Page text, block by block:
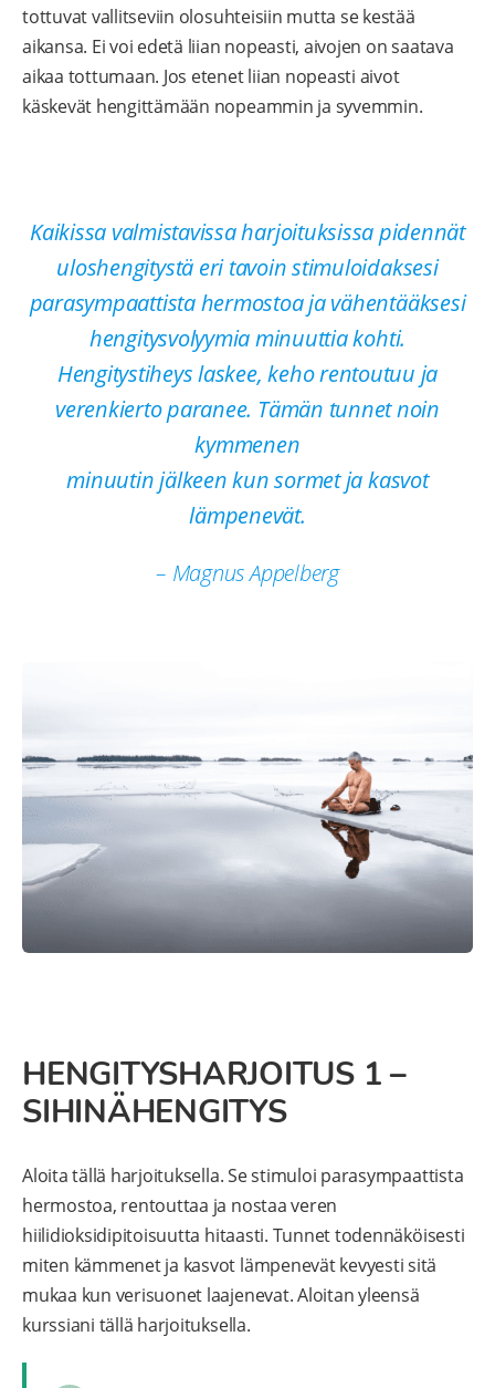
tottuvat vallitseviin olosuhteisiin mutta se kestää
aikansa. Ei voi edetä liian nopeasti, aivojen on saatava
aikaa tottumaan. Jos etenet liian nopeasti aivot
käskevät hengittämään nopeammin ja syvemmin.
Kaikissa valmistavissa harjoituksissa pidennät
uloshengitystä eri tavoin stimuloidaksesi
parasympaattista hermostoa ja vähentääksesi
hengitysvolyymia minuuttia kohti.
Hengitystiheys laskee, keho rentoutuu ja
verenkierto paranee. Tämän tunnet noin
kymmenen
minuutin jälkeen kun sormet ja kasvot
lämpenevät.
– Magnus Appelberg
HENGITYSHARJOITUS 1 –
SIHINÄHENGITYS
Aloita tällä harjoituksella. Se stimuloi parasympaattista
hermostoa, rentouttaa ja nostaa veren
hiilidioksidipitoisuutta hitaasti. Tunnet todennäköisesti
miten kämmenet ja kasvot lämpenevät kevyesti sitä
mukaa kun verisuonet laajenevat. Aloitan yleensä
kurssiani tällä harjoituksella.